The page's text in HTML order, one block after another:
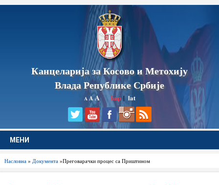
Канцеларија за Косово и Метохију
Влада Републике Србије
A AA ћир|lat
МЕНИ
Насловна» Документа»Преговарачки процес са Приштином